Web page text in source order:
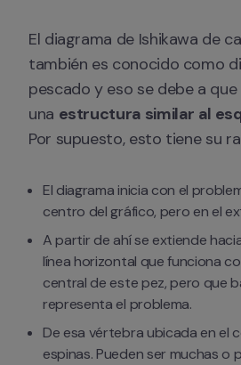
El diagrama de Ishikawa de
también es conocido como
pescado y eso se debe a
una estructura similar al
Por supuesto, esto tiene su
El diagrama inicia con el
centro del gráfico, pero en el
A partir de ahí se extiende
línea horizontal que funciona
central de este pez, pero que
representa el problema.
De esa vértebra ubicada en el
espinas. Pueden ser muchas o